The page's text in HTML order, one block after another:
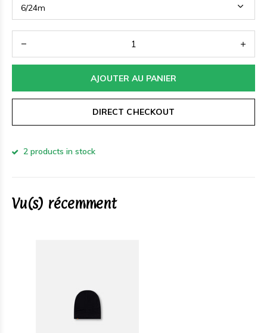
AJOUTER AU PANIER
DIRECT CHECKOUT
2 products in stock
Vu(s) récemment